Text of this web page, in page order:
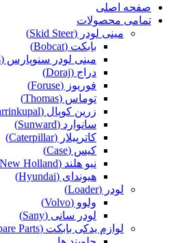
صفحه اصلی
تمامی محصولات
مینی لودر (Skid Steer)
بابکت (Bobcat)
مینی لودر سنوپارس (Snowpars)
دراج (Doraj)
فوریوز (Foruse)
توماس (Thomas)
زرین کوپال (Zarrinkupal)
سانوارد (Sunward)
کاترپیلار (Caterpillar)
کیس (Case)
نیو هلند (New Holland)
هیوندای (Hyundai)
لودر (Loader)
ولوو (Volvo)
لودر سانی (Sany)
لوازم یدکی بابکت (Bobcat Spare Parts)